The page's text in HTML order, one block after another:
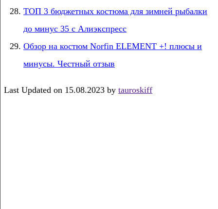
ТОП 3 бюджетных костюма для зимней рыбалки
до минус 35 с Алиэкспресс
Обзор на костюм Norfin ELEMENT +! плюсы и
минусы. Честный отзыв
Last Updated on 15.08.2023 by tauroskiff